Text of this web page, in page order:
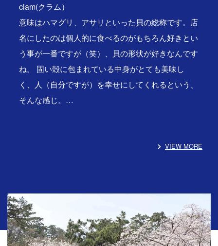
clam(クラム）
意味はハマグリ、アサリといった貝の総称です。店
名にしたのは個人的に食べるのがもちろん好きとい
う事が一番ですが（笑）、貝の形状が好きなんです
ね。 固い殻に包まれている中身がとても美味し
く、人（自分ですが）を幸せにしてくれるという、
そんな感じ。…
VIEW MORE